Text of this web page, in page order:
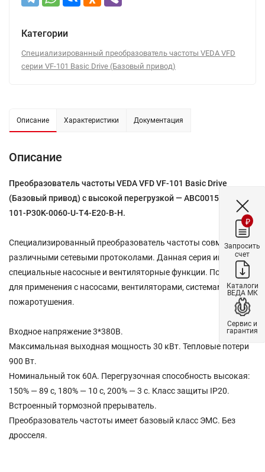
Категории
Специализированный преобразователь частоты VEDA VFD
серии VF-101 Basic Drive (Базовый привод)
Описание Характеристики Документация
Описание
Преобразователь частоты VEDA VFD VF-101 Basic Drive
(Базовый привод) с высокой перегрузкой — ABC00159 — VF-
101-P30K-0060-U-T4-E20-B-H.
Специализированный преобразователь частоты совместим с
различными сетевыми протоколами. Данная серия имеет
специальные насосные и вентиляторные функции. Подходит
для применения с насосами, вентиляторами, системами
пожаротушения.
Входное напряжение 3*380В.
Максимальная выходная мощность 30 кВт. Тепловые потери
900 Вт.
Номинальный ток 60A. Перегрузочная способность высокая:
150% — 89 с, 180% — 10 с, 200% — 3 с. Класс защиты IP20.
Встроенный тормозной прерыватель.
Преобразователь частоты имеет базовый класс ЭМС. Без
дросселя.
₽
Запросить
счет
Каталоги
ВЕДА МК
Сервис и
гарантия